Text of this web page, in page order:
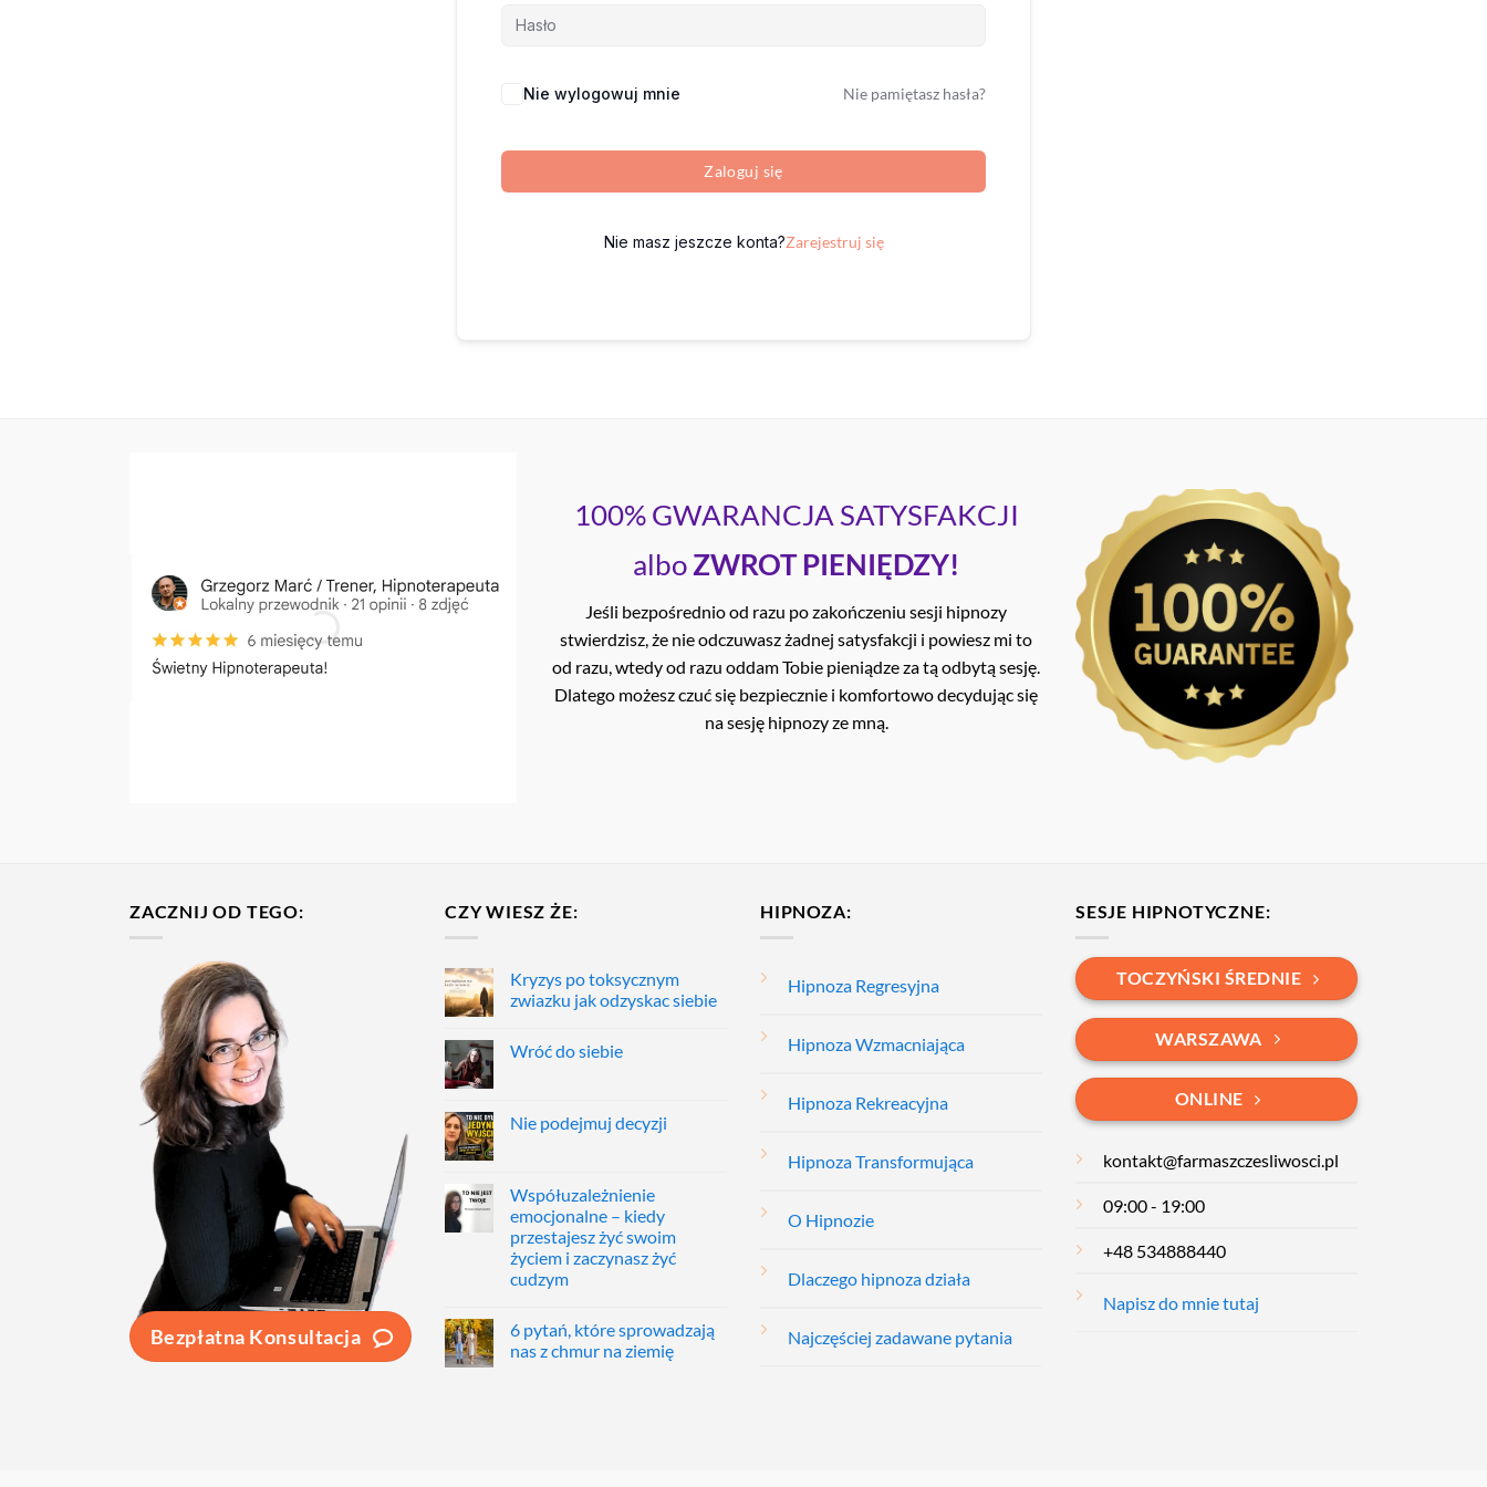
Nie wylogowuj mnie Nie pamiętasz hasła?
Zaloguj się
Nie masz jeszcze konta?Zarejestruj się
100% GWARANCJA SATYSFAKCJI
alboZWROT PIENIĘDZY!
Jeśli bezpośrednio od razu po zakończeniu sesji hipnozy
stwierdzisz, że nie odczuwasz żadnej satysfakcji i powiesz mi to
od razu, wtedy od razu oddam Tobie pieniądze za tą odbytą sesję.
Dlatego możesz czuć się bezpiecznie i komfortowo decydując się
na sesję hipnozy ze mną.
ZACZNIJ OD TEGO:
Bezpłatna Konsultacja
CZY WIESZ ŻE:
Kryzys po toksycznym
zwiazku jak odzyskac siebie
Wróć do siebie
Nie podejmuj decyzji
Współuzależnienie
emocjonalne – kiedy
przestajesz żyć swoim
życiem i zaczynasz żyć
cudzym
6 pytań, które sprowadzają
nas z chmur na ziemię
HIPNOZA:
Hipnoza Regresyjna
Hipnoza Wzmacniająca
Hipnoza Rekreacyjna
Hipnoza Transformująca
O Hipnozie
Dlaczego hipnoza działa
Najczęściej zadawane pytania
SESJE HIPNOTYCZNE:
TOCZYŃSKI ŚREDNIE
WARSZAWA
ONLINE
kontakt@farmaszczesliwosci.pl
09:00 - 19:00
+48 534888440
Napisz do mnie tutaj